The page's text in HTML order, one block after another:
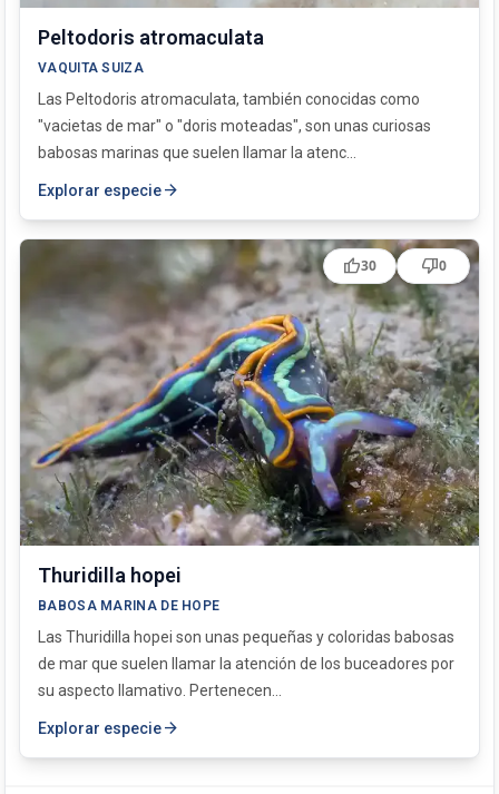
Peltodoris atromaculata
VAQUITA SUIZA
Las Peltodoris atromaculata, también conocidas como
"vacietas de mar" o "doris moteadas", son unas curiosas
babosas marinas que suelen llamar la atenc...
Explorar especiearrow_forward
Thuridilla hopei
BABOSA MARINA DE HOPE
Las Thuridilla hopei son unas pequeñas y coloridas babosas
de mar que suelen llamar la atención de los buceadores por
su aspecto llamativo. Pertenecen...
Explorar especiearrow_forward
thumb_up30 thumb_down0